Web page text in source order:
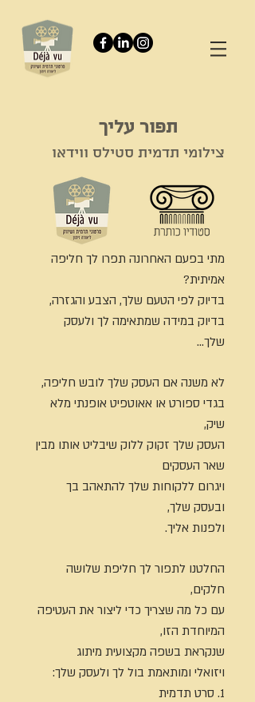
תפור עליך
צילומי תדמית סטילס ווידאו
מתי בפעם האחרונה תפרו לך חליפה
אמיתית?
בדיוק לפי הטעם שלך, הצבע והגזרה,
בדיוק במידה שמתאימה לך ולעסק
שלך...
לא משנה אם העסק שלך לובש חליפה,
בגדי ספורט או אאוטפיט אופנתי מלא
שיק,
העסק שלך זקוק ללוק שיבליט אותו מבין
שאר העסקים
ויגרום ללקוחות שלך להתאהב בך
ובעסק שלך,
ולפנות אליך.
החלטנו לתפור לך חליפת שלושה
חלקים,
עם כל מה שצריך כדי ליצור את העטיפה
המיוחדת הזו,
שנקראת בשפה מקצועית מיתוג
ויזואלי ומותאמת בול לך ולעסק שלך:
1. סרט תדמית